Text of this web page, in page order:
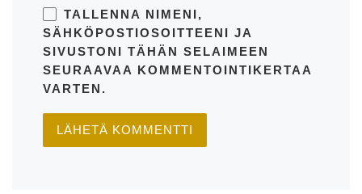
TALLENNA NIMENI,
SÄHKÖPOSTIOSOITTEENI JA
SIVUSTONI TÄHÄN SELAIMEEN
SEURAAVAA KOMMENTOINTIKERTAA
VARTEN.